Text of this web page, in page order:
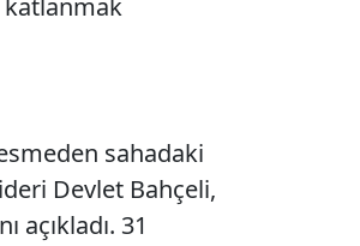
sahadaki
Devlet Bahçeli,
açıkladı. 31